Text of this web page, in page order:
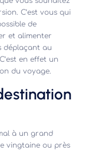
C’est vous qui
de
et alimenter
déplaçant au
en effet un
du voyage.
à un grand
vingtaine ou près